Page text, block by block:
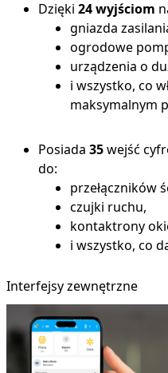
Dzięki 24 wyjściom
gniazda
ogrodowe
urządzenia o
i wszystko, co
maksymalnym
Posiada 35wejść
do:
przełączników
czujki ruchu,
kontaktrony
i wszystko, co
Interfejsy zewnętrzne